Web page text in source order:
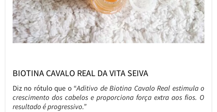
BIOTINA CAVALO REAL DA VITA SEIVA
Diz no rótulo que o “Aditivo de Biotina Cavalo Real estimula o
crescimento dos cabelos e proporciona força extra aos fios. O
resultado é progressivo.”